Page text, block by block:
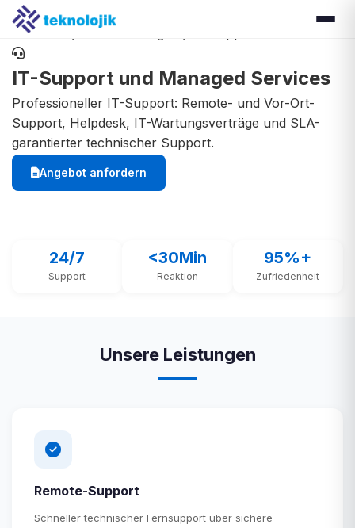
Startseite
IT-Support und Managed Services
Professioneller IT-Support: Remote- und Vor-Ort-
Support, Helpdesk, IT-Wartungsverträge und SLA-
garantierter technischer Support.
Angebot anfordern
24/7
Support
<30Min
Reaktion
95%+
Zufriedenheit
Unsere Leistungen
Remote-Support
Schneller technischer Fernsupport über sichere